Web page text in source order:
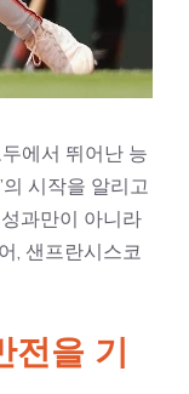
에서 뛰어난 능
시작을 알리고
과만이 아니라
, 샌프란시스코
전을 기